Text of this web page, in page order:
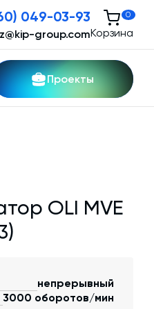
049-03-93
group.comКорзина
0
Проекты
и монтаж
наладка и
OLI MVE
непрерывный
3000 оборотов/мин